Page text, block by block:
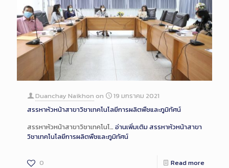
Duanchay Naikhon on
19 มกราคม 2021
สรรหาหัวหน้าสาขาวิชาเทคโนโลยีการผลิตพืชและภูมิทัศน์
สรรหาหัวหน้าสาขาวิชาเทคโนโ… อ่านเพิ่มเติมสรรหาหัวหน้าสาขา
วิชาเทคโนโลยีการผลิตพืชและภูมิทัศน์
0 Read more